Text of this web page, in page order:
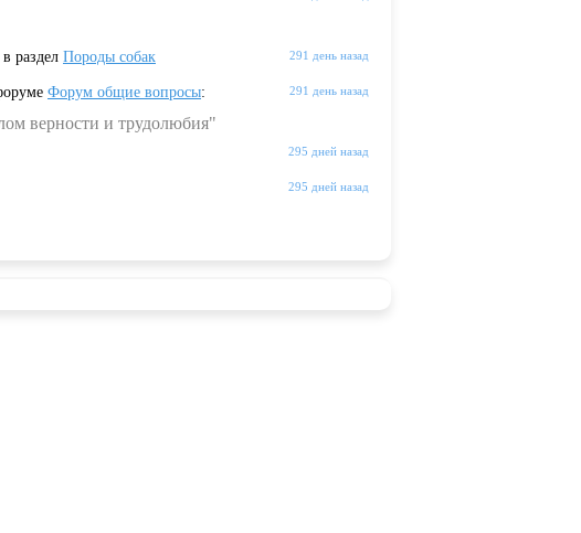
291 день назад
в раздел Породы собак
291 день назад
Форум общие вопросы:
верности и трудолюбия"
295 дней назад
295 дней назад